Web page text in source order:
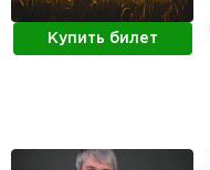
Купить билет